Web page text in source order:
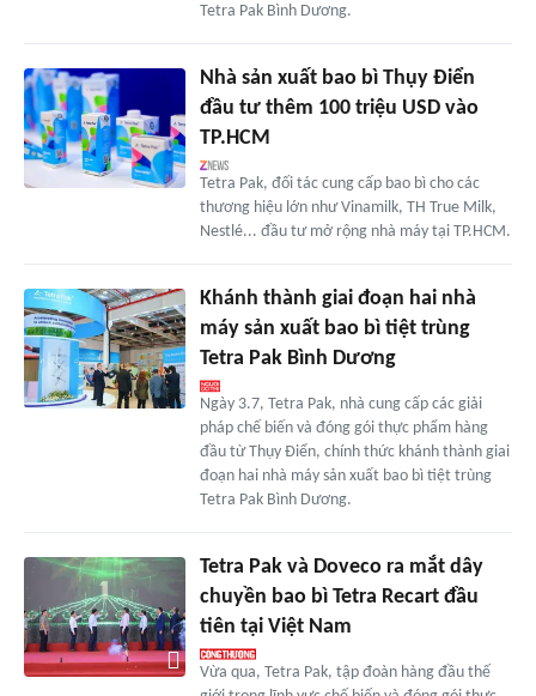
Tetra Pak Bình Dương.
Nhà sản xuất bao bì Thụy Điển
đầu tư thêm 100 triệu USD vào
TP.HCM
Tetra Pak, đối tác cung cấp bao bì cho các
thương hiệu lớn như Vinamilk, TH True Milk,
Nestlé... đầu tư mở rộng nhà máy tại TP.HCM.
Khánh thành giai đoạn hai nhà
máy sản xuất bao bì tiệt trùng
Tetra Pak Bình Dương
Ngày 3.7, Tetra Pak, nhà cung cấp các giải
pháp chế biến và đóng gói thực phẩm hàng
đầu từ Thụy Điển, chính thức khánh thành giai
đoạn hai nhà máy sản xuất bao bì tiệt trùng
Tetra Pak Bình Dương.
Tetra Pak và Doveco ra mắt dây
chuyền bao bì Tetra Recart đầu
tiên tại Việt Nam
Vừa qua, Tetra Pak, tập đoàn hàng đầu thế